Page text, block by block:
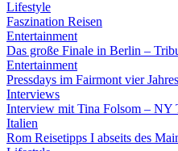
Lifestyle
Faszination Reisen
Entertainment
Das große Finale in Berlin –
Entertainment
Pressdays im Fairmont vier
Interviews
Interview mit Tina Folsom – NY
Italien
Rom Reisetipps I abseits des